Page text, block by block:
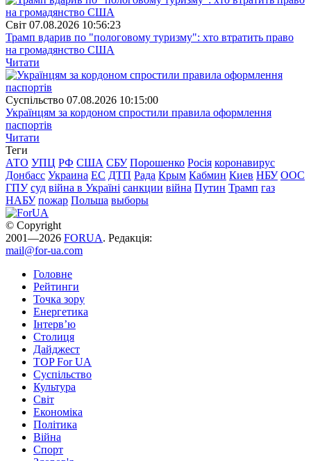
Свiт 07.08.2026 10:56:23
Трамп вдарив по "пологовому туризму": хто втратить право
на громадянство США
Читати
Суспiльство 07.08.2026 10:15:00
Українцям за кордоном спростили правила оформлення
паспортів
Читати
Теги
АТО УПЦ РФ США СБУ Порошенко Росія коронавирус
Донбасс Украина ЕС ДТП Рада Крым Кабмин Киев НБУ ООС
ГПУ суд війна в Україні санкции війна Путин Трамп газ
НАБУ пожар Польша выборы
© Copyright
2001—2026 FORUA. Редакція:
mail@for-ua.com
Головне
Рейтинги
Точка зору
Енергетика
Інтерв’ю
Столиця
Дайджест
TOP For UA
Суспiльство
Культура
Світ
Економіка
Політика
Війна
Спорт